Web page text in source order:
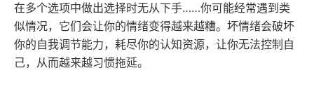
在多个选项中做出选择时无从下手……你可能经常遇到类
似情况，它们会让你的情绪变得越来越糟。坏情绪会破坏
你的自我调节能力，耗尽你的认知资源，让你无法控制自
己，从而越来越习惯拖延。